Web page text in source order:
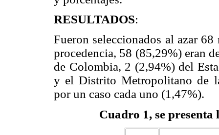
RESULTADOS:
Fueron seleccionados al azar
procedencia, 58 (85,29%) eran
de Colombia, 2 (2,94%) del
y el Distrito Metropolitano de
por un caso cada uno (1,47%).
Cuadro 1, se